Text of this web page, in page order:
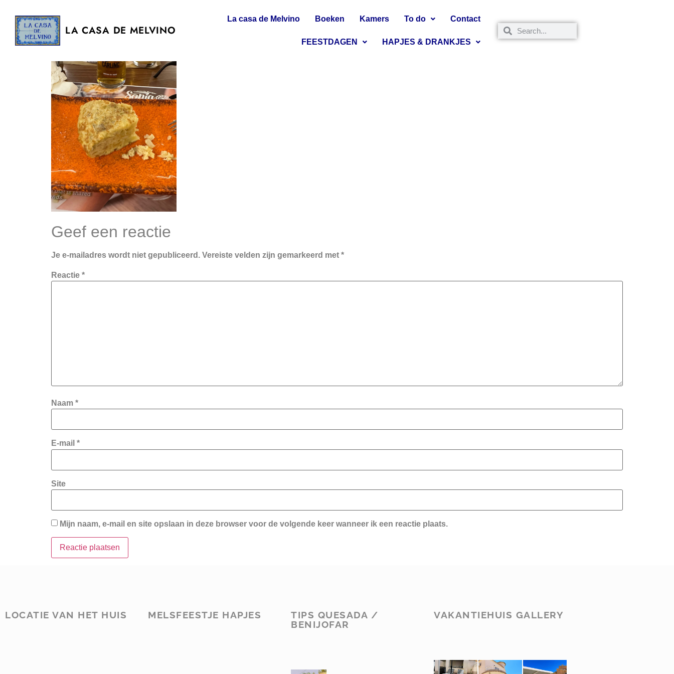
LA CASA DE MELVINO
La casa de Melvino Boeken Kamers To do Contact
FEESTDAGEN HAPJES & DRANKJES
Geef een reactie
Je e-mailadres wordt niet gepubliceerd. Vereiste velden zijn gemarkeerd met *
Reactie *
Naam *
E-mail *
Site
Mijn naam, e-mail en site opslaan in deze browser voor de volgende keer wanneer ik een reactie plaats.
LOCATIE VAN HET HUIS MELSFEESTJE HAPJES
TIPS QUESADA /
BENIJOFAR
VAKANTIEHUIS GALLERY